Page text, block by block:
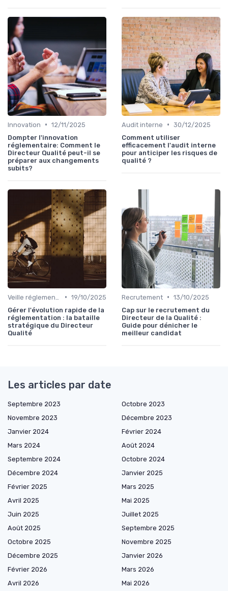
Innovation • 12/11/2025
Dompter l'innovation
réglementaire: Comment le
Directeur Qualité peut-il se
préparer aux changements
subits?
Audit interne • 30/12/2025
Comment utiliser
efficacement l'audit interne
pour anticiper les risques de
qualité ?
• 19/10/2025
Gérer l'évolution rapide de la
réglementation : la bataille
stratégique du Directeur
Qualité
Recrutement • 13/10/2025
Cap sur le recrutement du
Directeur de la Qualité :
Guide pour dénicher le
meilleur candidat
Les articles par date
Septembre 2023
Octobre 2023
Novembre 2023
Décembre 2023
Janvier 2024
Février 2024
Mars 2024
Août 2024
Septembre 2024
Octobre 2024
Décembre 2024
Janvier 2025
Février 2025
Mars 2025
Avril 2025
Mai 2025
Juin 2025
Juillet 2025
Août 2025
Septembre 2025
Octobre 2025
Novembre 2025
Décembre 2025
Janvier 2026
Février 2026
Mars 2026
Avril 2026
Mai 2026